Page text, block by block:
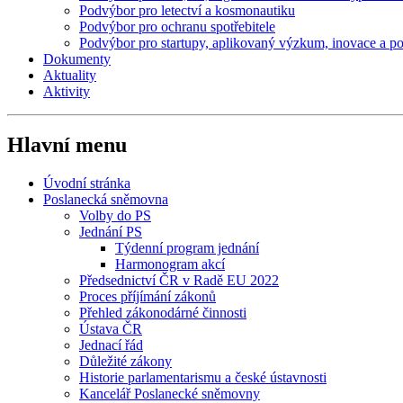
Podvýbor pro letectví a kosmonautiku
Podvýbor pro ochranu spotřebitele
Podvýbor pro startupy, aplikovaný výzkum, inovace a
Dokumenty
Aktuality
Aktivity
Hlavní menu
Úvodní stránka
Poslanecká sněmovna
Volby do PS
Jednání PS
Týdenní program jednání
Harmonogram akcí
Předsednictví ČR v Radě EU 2022
Proces příjímání zákonů
Přehled zákonodárné činnosti
Ústava ČR
Jednací řád
Důležité zákony
Historie parlamentarismu a české ústavnosti
Kancelář Poslanecké sněmovny